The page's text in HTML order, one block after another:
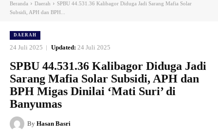
Beranda Daerah
SPBU 44.531.36 Kalibagor Diduga Jadi Sarang Mafia Solar
Subsidi, APH dan BPH...
DAERAH
24 Juli 2025 Updated: 24 Juli 2025
SPBU 44.531.36 Kalibagor Diduga Jadi
Sarang Mafia Solar Subsidi, APH dan
BPH Migas Dinilai ‘Mati Suri’ di
Banyumas
By Hasan Basri